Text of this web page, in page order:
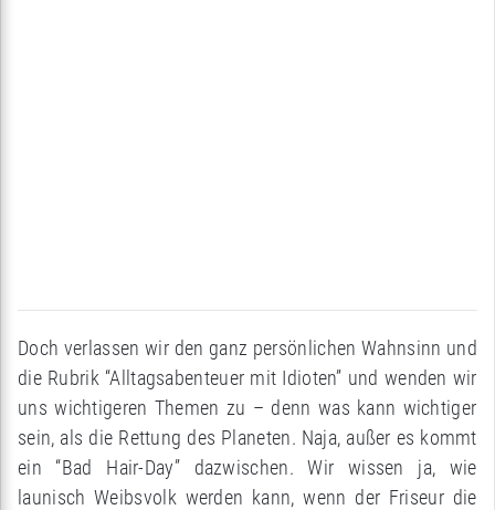
Doch verlassen wir den ganz persönlichen Wahnsinn und
die Rubrik “Alltagsabenteuer mit Idioten” und wenden wir
uns wichtigeren Themen zu – denn was kann wichtiger
sein, als die Rettung des Planeten. Naja, außer es kommt
ein “Bad Hair-Day” dazwischen. Wir wissen ja, wie
launisch Weibsvolk werden kann, wenn der Friseur die